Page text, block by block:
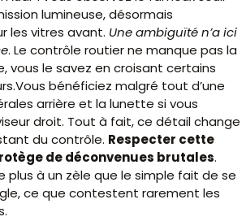
lumineuse, désormais
les vitres avant. Une ambiguïté n’a ici
. Le contrôle routier ne manque pas la
vous le savez en croisant certains
bénéficiez malgré tout d’une
arrière et la lunette si vous
droit. Tout à fait, ce détail change
du contrôle. Respecter cette
de déconvenues brutales.
plus à un zèle que le simple fait de se
ce que contestent rarement les